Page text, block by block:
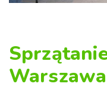
Warszawa